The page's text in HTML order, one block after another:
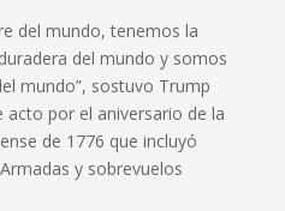
del mundo, tenemos la
del mundo y somos
mundo”, sostuvo Trump
por el aniversario de la
de 1776 que incluyó
y sobrevuelos